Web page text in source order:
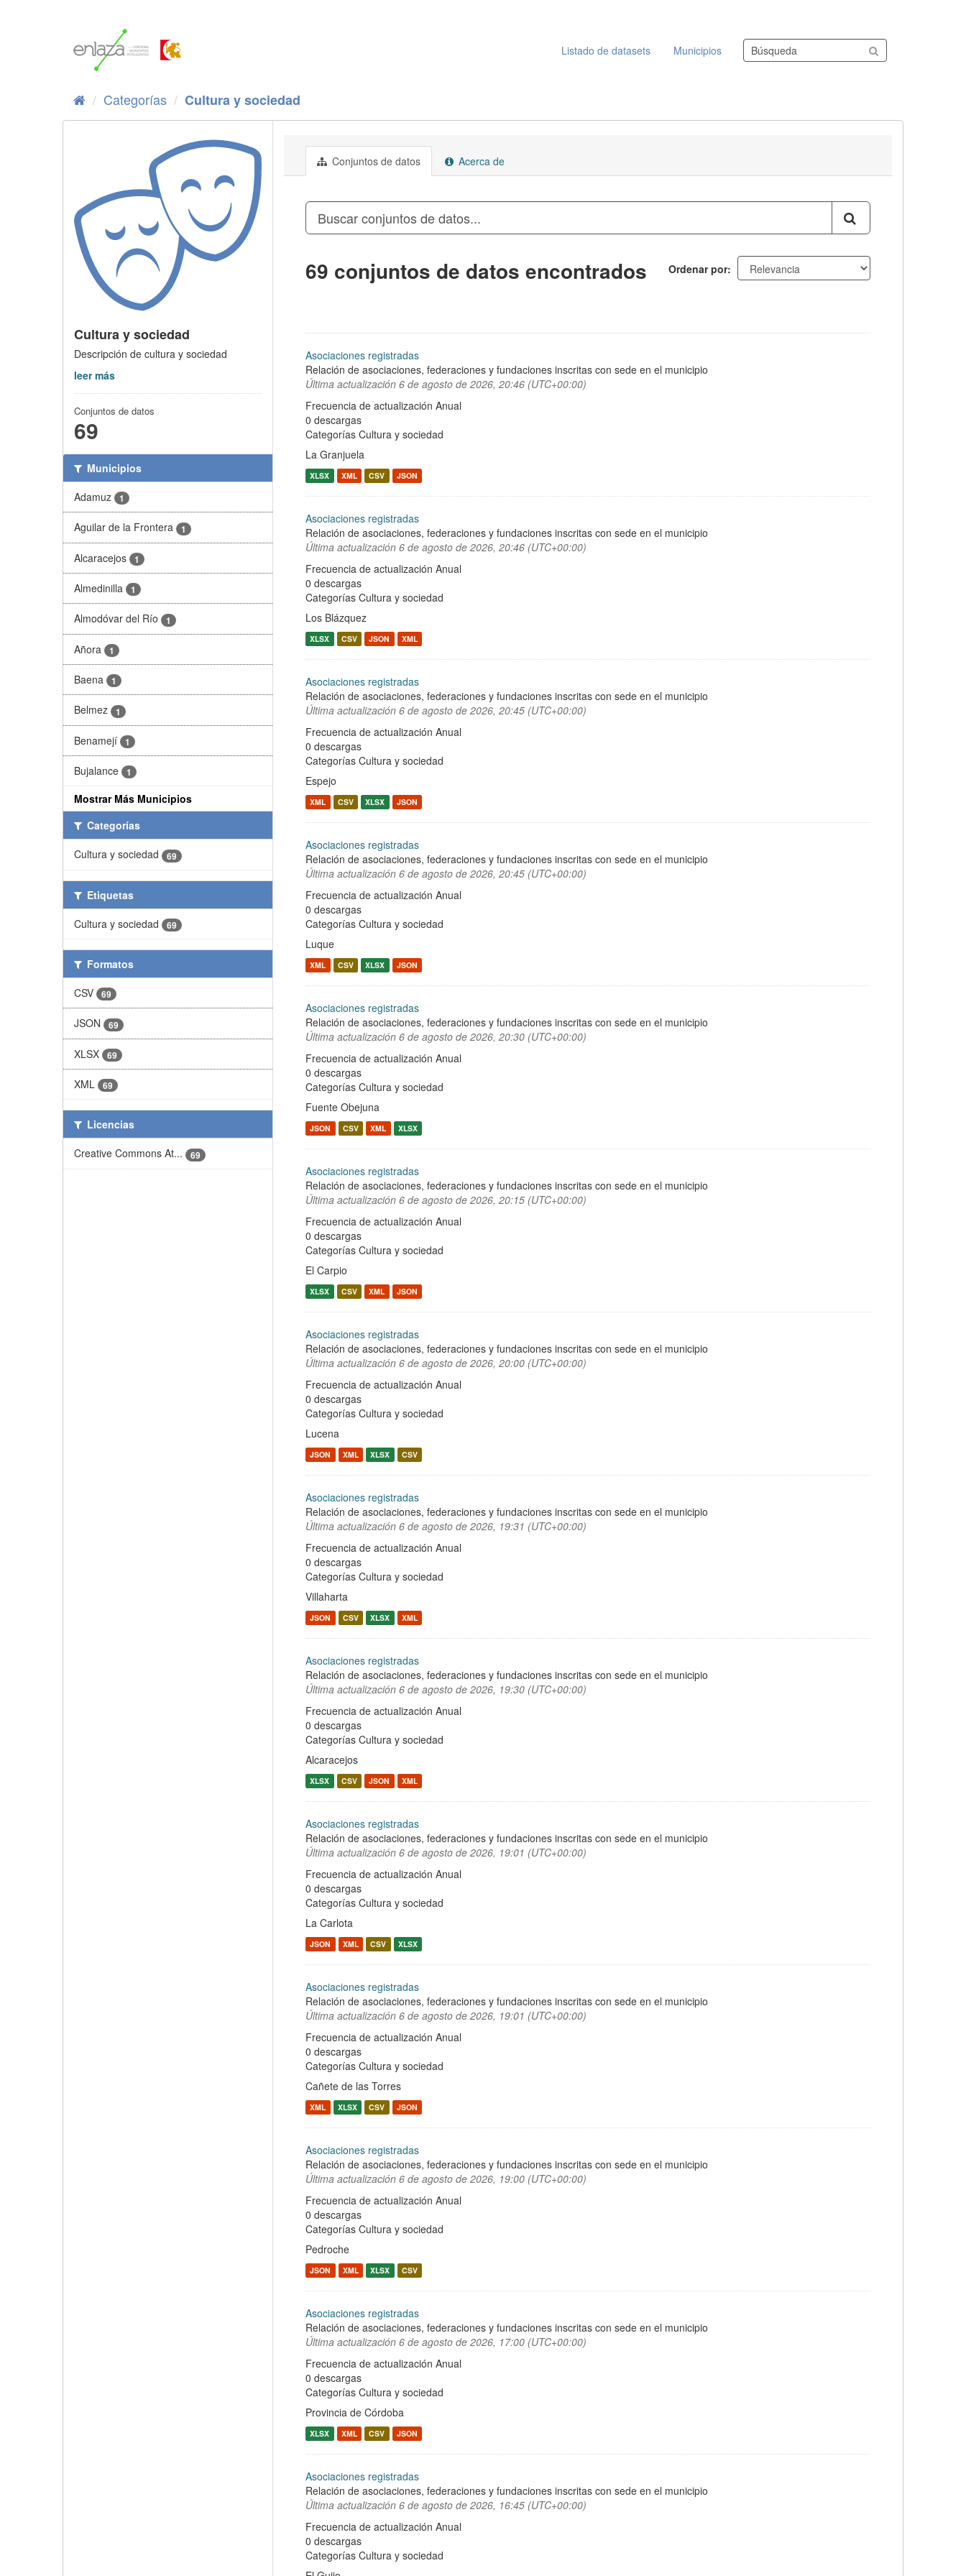
Listado de datasets
Municipios Buscar conjuntos de datos
Categorías Cultura y sociedad
Cultura y sociedad
Descripción de cultura y sociedad
leer más
Conjuntos de datos
69
Municipios
Adamuz
1
Aguilar de la Frontera 1
Alcaracejos 1
Almedinilla 1
Almodóvar del Río 1
Añora 1
Baena 1
Belmez 1
Benamejí 1
Bujalance 1
Mostrar Más Municipios
Categorías
Cultura y sociedad
69
Etiquetas
Cultura y sociedad
69
Formatos
CSV
69
JSON 69
XLSX 69
XML 69
Licencias
Creative Commons At...
69
Conjuntos de datos Acerca de
Ordenar por
69 conjuntos de datos encontrados
Asociaciones registradas
Relación de asociaciones, federaciones y fundaciones inscritas con sede en el municipio
Última actualización 6 de agosto de 2026, 20:46 (UTC+00:00)
Frecuencia de actualización Anual
0 descargas
Categorías Cultura y sociedad
La Granjuela
XLSX XML CSV JSON
Asociaciones registradas
Relación de asociaciones, federaciones y fundaciones inscritas con sede en el municipio
Última actualización 6 de agosto de 2026, 20:46 (UTC+00:00)
Frecuencia de actualización Anual
0 descargas
Categorías Cultura y sociedad
Los Blázquez
XLSX CSV JSON XML
Asociaciones registradas
Relación de asociaciones, federaciones y fundaciones inscritas con sede en el municipio
Última actualización 6 de agosto de 2026, 20:45 (UTC+00:00)
Frecuencia de actualización Anual
0 descargas
Categorías Cultura y sociedad
Espejo
XML CSV XLSX JSON
Asociaciones registradas
Relación de asociaciones, federaciones y fundaciones inscritas con sede en el municipio
Última actualización 6 de agosto de 2026, 20:45 (UTC+00:00)
Frecuencia de actualización Anual
0 descargas
Categorías Cultura y sociedad
Luque
XML CSV XLSX JSON
Asociaciones registradas
Relación de asociaciones, federaciones y fundaciones inscritas con sede en el municipio
Última actualización 6 de agosto de 2026, 20:30 (UTC+00:00)
Frecuencia de actualización Anual
0 descargas
Categorías Cultura y sociedad
Fuente Obejuna
JSON CSV XML XLSX
Asociaciones registradas
Relación de asociaciones, federaciones y fundaciones inscritas con sede en el municipio
Última actualización 6 de agosto de 2026, 20:15 (UTC+00:00)
Frecuencia de actualización Anual
0 descargas
Categorías Cultura y sociedad
El Carpio
XLSX CSV XML JSON
Asociaciones registradas
Relación de asociaciones, federaciones y fundaciones inscritas con sede en el municipio
Última actualización 6 de agosto de 2026, 20:00 (UTC+00:00)
Frecuencia de actualización Anual
0 descargas
Categorías Cultura y sociedad
Lucena
JSON XML XLSX CSV
Asociaciones registradas
Relación de asociaciones, federaciones y fundaciones inscritas con sede en el municipio
Última actualización 6 de agosto de 2026, 19:31 (UTC+00:00)
Frecuencia de actualización Anual
0 descargas
Categorías Cultura y sociedad
Villaharta
JSON CSV XLSX XML
Asociaciones registradas
Relación de asociaciones, federaciones y fundaciones inscritas con sede en el municipio
Última actualización 6 de agosto de 2026, 19:30 (UTC+00:00)
Frecuencia de actualización Anual
0 descargas
Categorías Cultura y sociedad
Alcaracejos
XLSX CSV JSON XML
Asociaciones registradas
Relación de asociaciones, federaciones y fundaciones inscritas con sede en el municipio
Última actualización 6 de agosto de 2026, 19:01 (UTC+00:00)
Frecuencia de actualización Anual
0 descargas
Categorías Cultura y sociedad
La Carlota
JSON XML CSV XLSX
Asociaciones registradas
Relación de asociaciones, federaciones y fundaciones inscritas con sede en el municipio
Última actualización 6 de agosto de 2026, 19:01 (UTC+00:00)
Frecuencia de actualización Anual
0 descargas
Categorías Cultura y sociedad
Cañete de las Torres
XML XLSX CSV JSON
Asociaciones registradas
Relación de asociaciones, federaciones y fundaciones inscritas con sede en el municipio
Última actualización 6 de agosto de 2026, 19:00 (UTC+00:00)
Frecuencia de actualización Anual
0 descargas
Categorías Cultura y sociedad
Pedroche
JSON XML XLSX CSV
Asociaciones registradas
Relación de asociaciones, federaciones y fundaciones inscritas con sede en el municipio
Última actualización 6 de agosto de 2026, 17:00 (UTC+00:00)
Frecuencia de actualización Anual
0 descargas
Categorías Cultura y sociedad
Provincia de Córdoba
XLSX XML CSV JSON
Asociaciones registradas
Relación de asociaciones, federaciones y fundaciones inscritas con sede en el municipio
Última actualización 6 de agosto de 2026, 16:45 (UTC+00:00)
Frecuencia de actualización Anual
0 descargas
Categorías Cultura y sociedad